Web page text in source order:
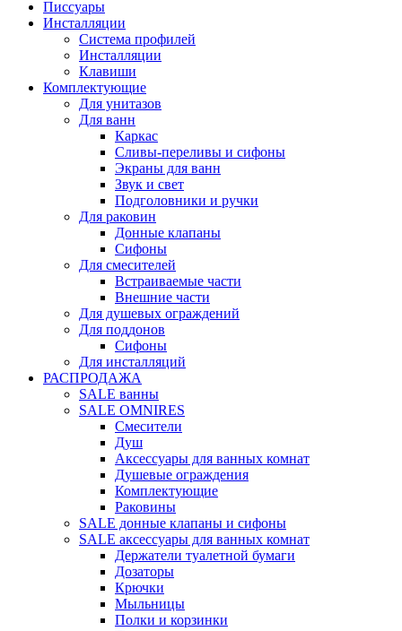
Писсуары
Инсталляции
Система профилей
Инсталляции
Клавиши
Комплектующие
Для унитазов
Для ванн
Каркас
Сливы-переливы и сифоны
Экраны для ванн
Звук и свет
Подголовники и ручки
Для раковин
Донные клапаны
Сифоны
Для смесителей
Встраиваемые части
Внешние части
Для душевых ограждений
Для поддонов
Сифоны
Для инсталляций
РАСПРОДАЖА
SALE ванны
SALE OMNIRES
Смесители
Душ
Аксессуары для ванных комнат
Душевые ограждения
Комплектующие
Раковины
SALE донные клапаны и сифоны
SALE аксессуары для ванных комнат
Держатели туалетной бумаги
Дозаторы
Крючки
Мыльницы
Полки и корзинки